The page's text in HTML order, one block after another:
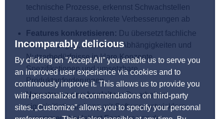
Incomparably delicious
By clicking on ”Accept All” you enable us to serve you
an improved user experience via cookies and to
continuously improve it. This allows us to provide you
with personalized recommendations on third-party
sites. „Customize” allows you to specify your personal
technische Prozesse, erkennst Schwachstellen
und leitest daraus konkrete Verbesserungen ab
Features konkretisieren: Du übersetzt fachliche
Anforderungen, technische Abhängigkeiten und
Nutzerbedürfnisse in klare Konzepte,
Spezifikationen und umsetzbare
Produktanforderungen
Umsetzung eng begleiten:Du arbeitest
eigeninitiativ und eng mit Softwareentwicklern